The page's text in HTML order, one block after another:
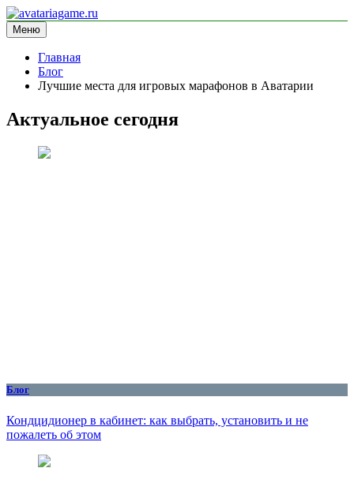
Перейти
к
содержимому
avatariagame.ru
информационный сайт
Меню
Главная
Блог
Лучшие места для игровых марафонов в Аватарии
Актуальное сегодня
Блог
Кондцидионер в кабинет: как выбрать, установить и не
пожалеть об этом